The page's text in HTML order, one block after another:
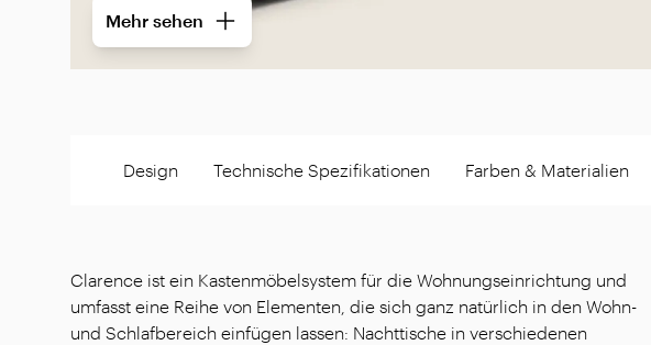
Mehr sehen
Design Technische Spezifikationen Farben & Materialien
Clarence ist ein Kastenmöbelsystem für die Wohnungseinrichtung und
umfasst eine Reihe von Elementen, die sich ganz natürlich in den Wohn-
und Schlafbereich einfügen lassen: Nachttische in verschiedenen